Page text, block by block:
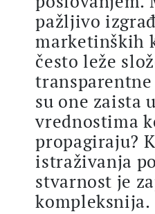
pažljivo
marketinških
često leže
su one zaista
vrednostima
propagiraju?
istraživanja
stvarnost je
kompleksnija.